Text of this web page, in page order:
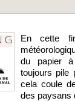
En cette
du papier
toujours pile
cela coule
des paysans